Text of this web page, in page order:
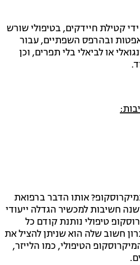
קטילת חיידקים, בטיפולי שורש
ובהרפס השפתיים, עבור
או לביאלי בלי תפרים, וכן
אותו הדבר ברפואת
חשיבות למכשיר הגדלה ייעודי
טיפולי נותנת קודם כל
חשוב שלה הוא שניתן להציל את
הטיפולי, כמו הלייזר,